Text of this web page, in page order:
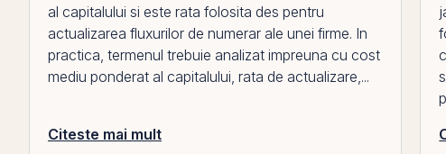
al capitalului si este rata folosita des pentru
actualizarea fluxurilor de numerar ale unei firme. In
practica, termenul trebuie analizat impreuna cu cost
mediu ponderat al capitalului, rata de actualizare,...
Citeste mai mult